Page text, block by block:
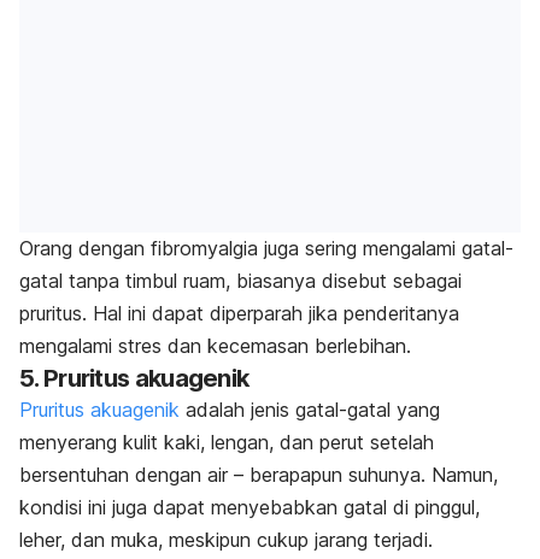
Orang dengan fibromyalgia juga sering mengalami gatal-
gatal tanpa timbul ruam, biasanya disebut sebagai
pruritus. Hal ini dapat diperparah jika penderitanya
mengalami stres dan kecemasan berlebihan.
5. Pruritus akuagenik
Pruritus akuagenik adalah jenis gatal-gatal yang
menyerang kulit kaki, lengan, dan perut setelah
bersentuhan dengan air – berapapun suhunya. Namun,
kondisi ini juga dapat menyebabkan gatal di pinggul,
leher, dan muka, meskipun cukup jarang terjadi.